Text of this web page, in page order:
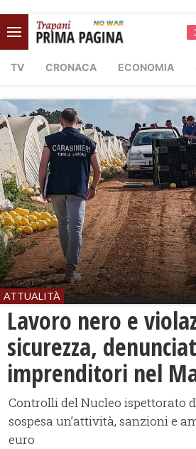
TV CRONACA ECONOMIA
ATTUALITÀ
​Lavoro nero e
sicurezza,
imprenditori nel
Controlli del Nucleo ispettorato
sospesa un’attività, sanzioni e
euro